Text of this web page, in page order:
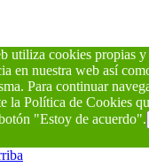
utiliza cookies propias y
en nuestra web así
Para continuar
la Política de Cookies
"Estoy de acuerdo".